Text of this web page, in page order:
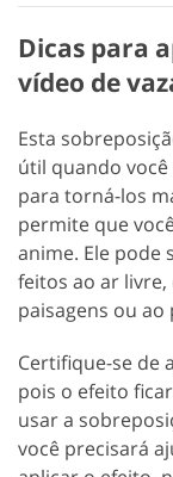
Dicas para
vídeo de
Esta
útil quando
para torná-los
permite que
anime. Ele pode
feitos ao ar livre,
paisagens ou ao
Certifique-se de
pois o efeito
usar a
você precisará